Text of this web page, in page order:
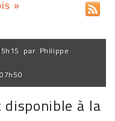
»
par Philippe
disponible à la